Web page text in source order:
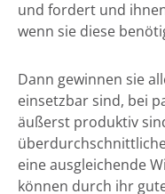
und fordert und
wenn sie diese
Dann gewinnen sie
einsetzbar sind, bei
äußerst produktiv
eine ausgleichende
können durch ihr